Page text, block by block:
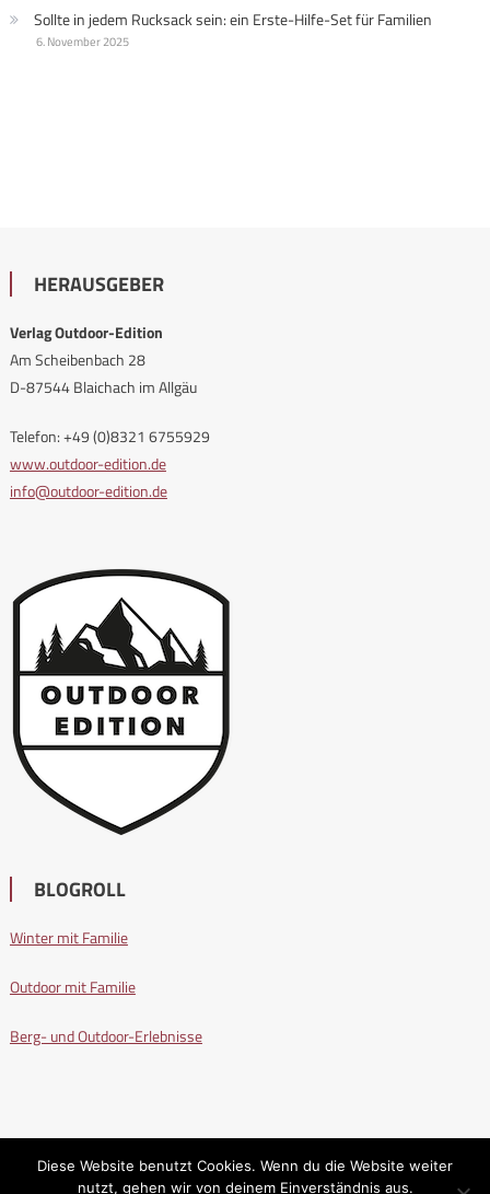
Sollte in jedem Rucksack sein: ein Erste-Hilfe-Set für Familien
6. November 2025
HERAUSGEBER
Verlag Outdoor-Edition
Am Scheibenbach 28
D-87544 Blaichach im Allgäu
Telefon: +49 (0)8321 6755929
www.outdoor-edition.de
info@outdoor-edition.de
BLOGROLL
Winter mit Familie
Outdoor mit Familie
Berg- und Outdoor-Erlebnisse
Diese Website benutzt Cookies. Wenn du die Website weiter
nutzt, gehen wir von deinem Einverständnis aus.